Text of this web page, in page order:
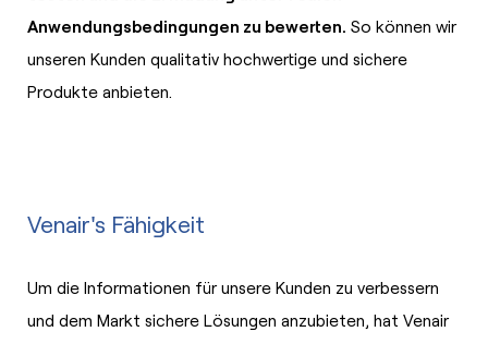
Anwendungsbedingungen zu bewerten. So können wir
unseren Kunden qualitativ hochwertige und sichere
Produkte anbieten.
Venair's Fähigkeit
Um die Informationen für unsere Kunden zu verbessern
und dem Markt sichere Lösungen anzubieten, hat Venair